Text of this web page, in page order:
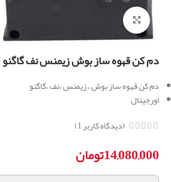
برای بزرگنمایی کلیک کنید
دم کن قهوه ساز بوش زیمنس نف گاگنو 11014117
دم کن قهوه ساز بوش ، زیمنس ،نف ،گاگنو
اورجینال
(دیدگاه کاربر 1
)
14,080,000تومان